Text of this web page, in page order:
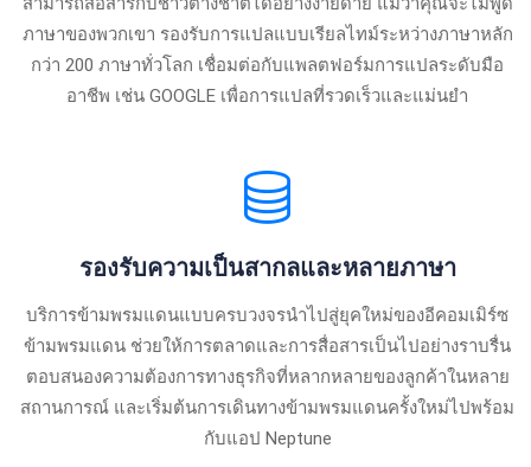
ภาษาของพวกเขา รองรับการแปลแบบเรียลไทม์ระหว่างภาษาหลัก
กว่า 200 ภาษาทั่วโลก เชื่อมต่อกับแพลตฟอร์มการแปลระดับมือ
อาชีพ เช่น GOOGLE เพื่อการแปลที่รวดเร็วและแม่นยำ
รองรับความเป็นสากลและหลายภาษา
บริการข้ามพรมแดนแบบครบวงจรนำไปสู่ยุคใหม่ของอีคอมเมิร์ซ
ข้ามพรมแดน ช่วยให้การตลาดและการสื่อสารเป็นไปอย่างราบรื่น
ตอบสนองความต้องการทางธุรกิจที่หลากหลายของลูกค้าในหลาย
สถานการณ์ และเริ่มต้นการเดินทางข้ามพรมแดนครั้งใหม่ไปพร้อม
กับแอป Neptune